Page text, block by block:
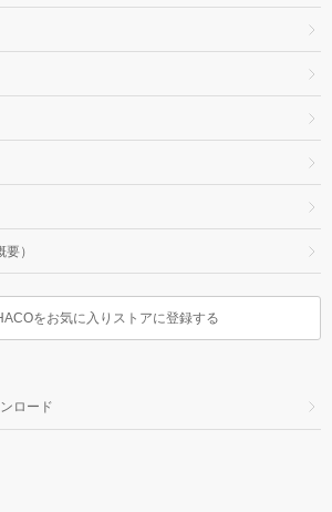
）
をお気に入りストアに登録する
ロード